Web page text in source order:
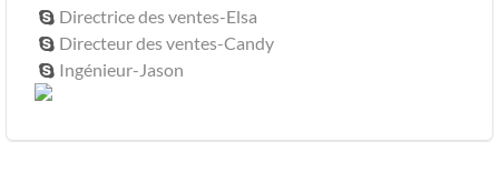
 Directrice des ventes-Elsa
 Directeur des ventes-Candy
 Ingénieur-Jason